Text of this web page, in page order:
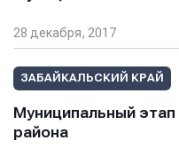
28 декабря, 2017
ЗАБАЙКАЛЬСКИЙ КРАЙ
Муниципальный
района